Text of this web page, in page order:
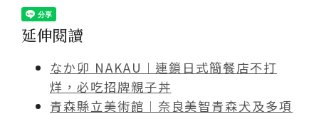
延伸閱讀
なか卯 NAKAU︱連鎖日式簡餐店不打
烊，必吃招牌親子丼
青森縣立美術館︱奈良美智青森犬及多項